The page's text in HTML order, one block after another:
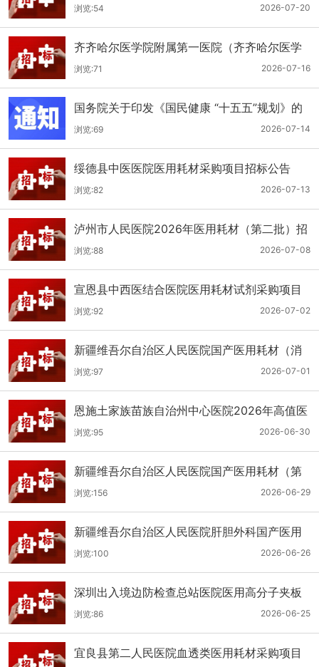
告
2026-07-20
浏览:54
齐齐哈尔医学院附属第一医院（齐齐哈尔医学
院第一临床医学院）口腔科医用耗材招标公告
2026-07-16
浏览:71
国务院关于印发《国民健康 “十五五”规划》的
通知
2026-07-14
浏览:69
绥德县中医医院医用耗材采购项目招标公告
2026-07-13
浏览:82
泸州市人民医院2026年医用耗材（第二批）招
标公告
2026-07-08
浏览:88
宣恩县中西医结合医院医用耗材试剂采购项目
（消毒、普通耗材）公开招标公告
2026-07-02
浏览:92
新疆维吾尔自治区人民医院国产医用耗材（消
化科氢气检测产品耗材）采购项目单一来源公
示
2026-07-01
浏览:97
恩施土家族苗族自治州中心医院2026年高值医
用耗材（国产）采购项目第二次公开招标公告
2026-06-30
浏览:95
新疆维吾尔自治区人民医院国产医用耗材（第
二十三批）采购项目公开招标公告
2026-06-29
浏览:156
新疆维吾尔自治区人民医院肝胆外科国产医用
耗材采购项目公开招标公告
2026-06-26
浏览:100
深圳出入境边防检查总站医院医用高分子夹板
医用耗材采购项目更正公告
2026-06-25
浏览:86
宜良县第二人民医院血透类医用耗材采购项目